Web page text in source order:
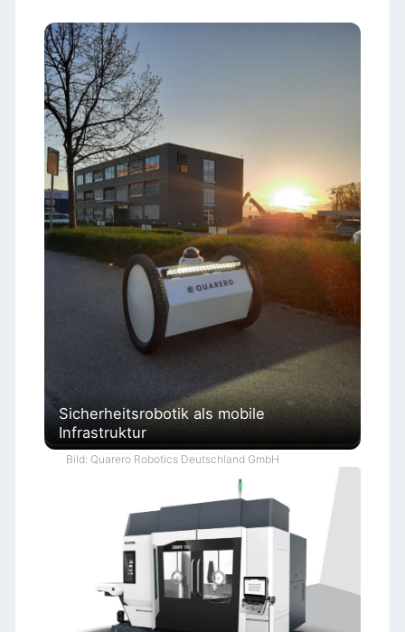
Sicherheitsrobotik als mobile
Infrastruktur
Bild: Quarero Robotics Deutschland GmbH